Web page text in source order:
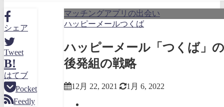
シェア
Tweet
B!
はてブ
Pocket
Feedly
マッチングアプリの出会い
ハッピーメールつくば
ハッピーメール「つくば」
後発組の戦略
12月 22, 2021 1月 6, 2022